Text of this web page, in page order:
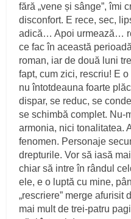
fără „vene și sânge”, îmi
disconfort. E rece, sec,
adică… Apoi urmează…
ce fac în această
roman, iar de două luni
fapt, cum zici, rescriu! E
nu întotdeauna foarte
dispar, se reduc, se
se schimbă complet. Nu-
armonia, nici tonalitatea.
fenomen. Personaje
drepturile. Vor să iasă
chiar să intre în rândul
ele, e o luptă cu mine,
„rescriere” merge afurisit
mai mult de trei-patru